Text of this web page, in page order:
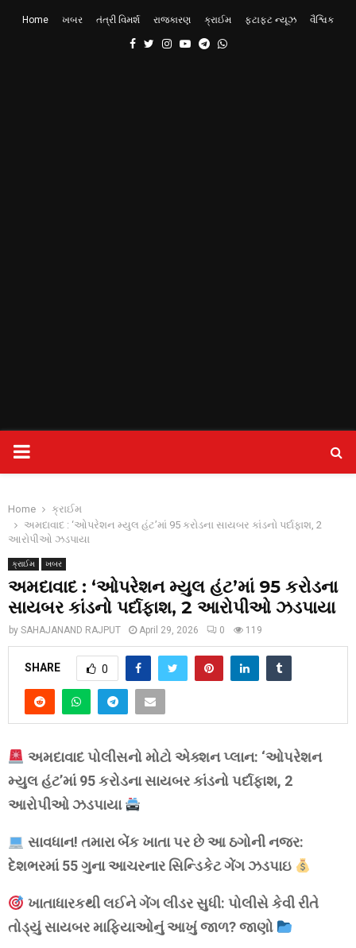
Home ખબર તંત્રી વિમર્શ રાજકારણ ક્રાઈમ ફટાફટ ન્યૂઝ વૈશ્વિક
Facebook
TwitterInstagram
YoutubeTelegram
Whatsapp
PRIMARY
Home
ક્રાઈમ
અમદાવાદ : ‘ઓપરેશન મ્યુલ હંટ’માં 95 કરોડના સાયબર કાંડનો પર્દાફાશ, 2
આરોપીઓ ઝડપાયા
ક્રાઈમ ખબર
અમદાવાદ : ‘ઓપરેશન મ્યુલ હંટ’માં 95 કરોડના
સાયબર કાંડનો પર્દાફાશ, 2 આરોપીઓ ઝડપાયા
by SAHAJANAND RAJPUT April 29, 2026 0 119
SHARE 0
અમદાવાદ પોલીસનો મોટો એક્શન પ્લાન: ‘ઓપરેશન
મ્યુલ હંટ’માં 95 કરોડના સાયબર કાંડનો પર્દાફાશ, 2
આરોપીઓ ઝડપાયા
સાવધાન! તમારા બેંક ખાતા પર છે આ ઠગોની નજર:
દેશભરમાં 55 ગુના આચરનાર સિન્ડિકેટ ગેંગ ઝડપાઇ
ખાતાધારકથી લઈને ગેંગ લીડર સુધી: પોલીસે કેવી રીતે
તોડ્યું સાયબર માફિયાઓનું આખું જાળ? જાણો